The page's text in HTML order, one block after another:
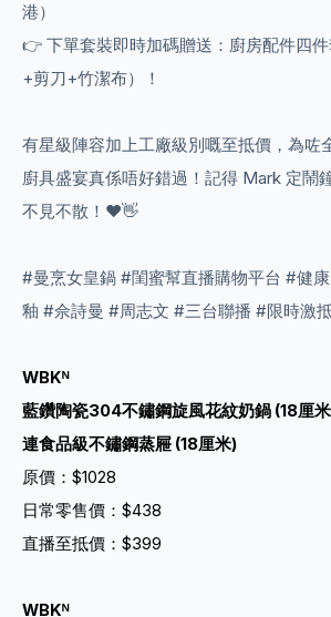
港）
👉 下單套裝即時加碼贈送：廚房配件四
+剪刀+竹潔布）！
有星級陣容加上工廠級別嘅至抵價，為咗
廚具盛宴真係唔好錯過！記得 Mark 定鬧
不見不散！❤️👋
#曼烹女皇鍋 #閨蜜幫直播購物平台 #健
釉 #佘詩曼 #周志文 #三台聯播 #限時激
WBKᴺ
藍鑽陶瓷304不鏽鋼旋風花紋奶鍋 (18厘
連食品級不鏽鋼蒸屜 (18厘米)
原價：$1028
日常零售價：$438
直播至抵價：$399
WBKᴺ